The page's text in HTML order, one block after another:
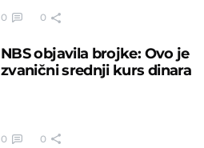
0 0
NBS objavila brojke: Ovo je
zvanični srednji kurs dinara
0 0